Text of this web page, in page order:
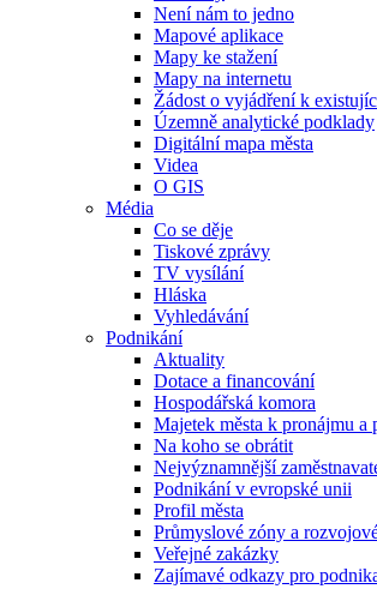
Není nám to jedno
Mapové aplikace
Mapy ke stažení
Mapy na internetu
Žádost o vyjádření k
Územně analytické podklady
Digitální mapa města
Videa
O GIS
Média
Co se děje
Tiskové zprávy
TV vysílání
Hláska
Vyhledávání
Podnikání
Aktuality
Dotace a financování
Hospodářská komora
Majetek města k pronájmu a
Na koho se obrátit
Nejvýznamnější
Podnikání v evropské unii
Profil města
Průmyslové zóny a
Veřejné zakázky
Zajímavé odkazy pro